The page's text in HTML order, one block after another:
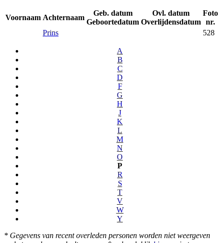
Voornaam Achternaam
Geb. datum
Geboortedatum
Ovl. datum
Overlijdensdatum
Foto
nr.
Prins
528
A
B
C
D
F
G
H
J
K
L
M
N
O
P
R
S
T
V
W
Y
* Gegevens van recent overleden personen worden niet weergeven